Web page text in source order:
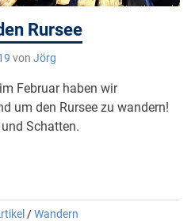
Rursee
von Jörg
Februar haben wir
um den Rursee zu wandern!
Schatten.
/Wandern